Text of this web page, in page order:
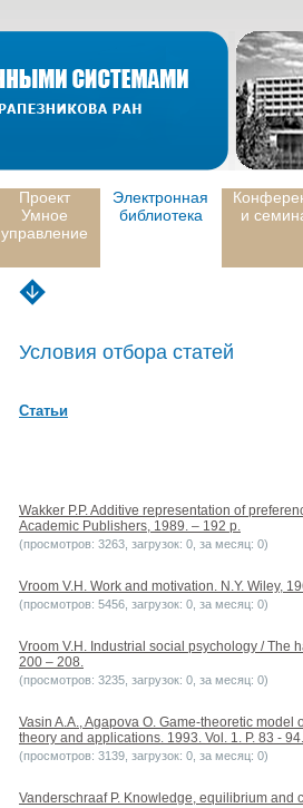
Проект
Умное
управление
Электронная
библиотека
и
Условия отбора статей
Статьи
Wakker P.P. Additive representation of
Academic Publishers, 1989. – 192 p.
(просмотров: 3263, загрузок: 0, за месяц: 0)
Vroom V.H. Work and motivation. N.Y. Wiley,
(просмотров: 5456, загрузок: 0, за месяц: 0)
Vroom V.H. Industrial social psychology / The
200 – 208.
(просмотров: 3235, загрузок: 0, за месяц: 0)
Vasin A.A., Agapova O. Game-theoretic
theory and applications. 1993. Vol. 1. P. 83 - 94.
(просмотров: 3139, загрузок: 0, за месяц: 0)
Vanderschraaf P. Knowledge, equilibrium and